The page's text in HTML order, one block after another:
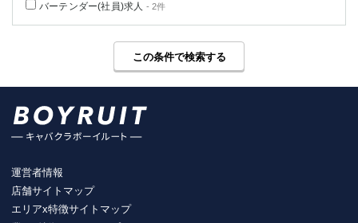
バーテンダー(社員)求人 - 2件
この条件で検索する
運営者情報
店舗サイトマップ
エリアx特徴サイトマップ